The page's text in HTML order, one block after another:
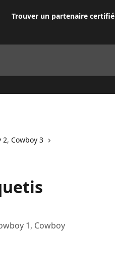
Trouver un partenaire certifié
Cowboy 3
1, Cowboy